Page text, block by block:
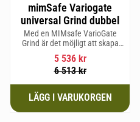
mimSafe Variogate
universal Grind dubbel
Med en MIMsafe VarioGate
Grind är det möjligt att skapa
ett inhägnat område i hela
bagageutrymmet som kan
användas för transport av
5 536kr
6 513kr